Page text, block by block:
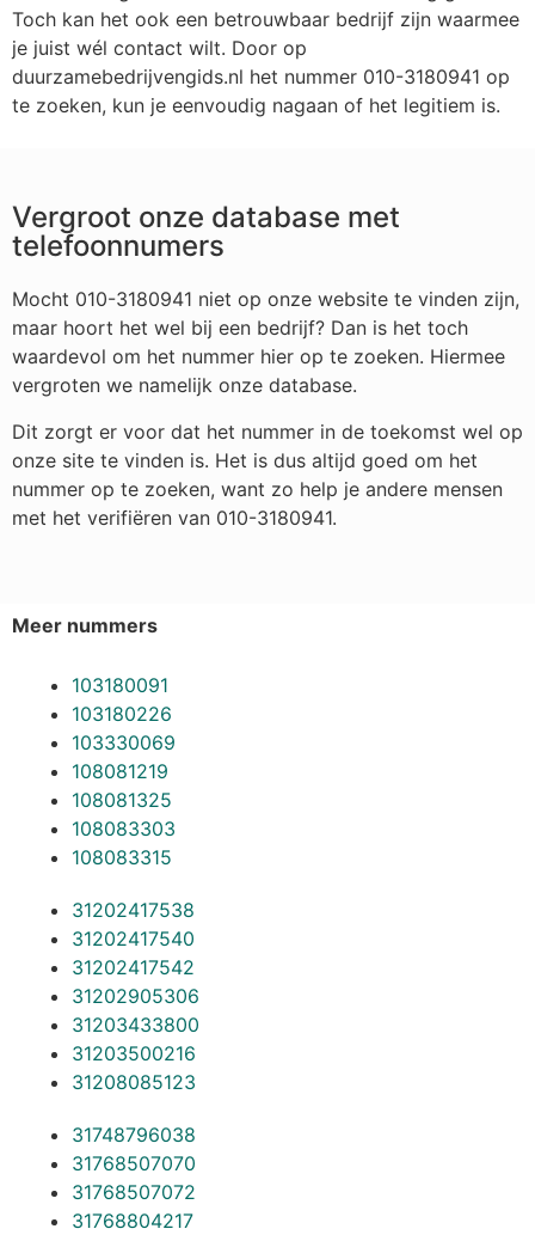
Toch kan het ook een betrouwbaar bedrijf zijn waarmee
je juist wél contact wilt. Door op
duurzamebedrijvengids.nl het nummer 010-3180941 op
te zoeken, kun je eenvoudig nagaan of het legitiem is.
Vergroot onze database met
telefoonnumers
Mocht 010-3180941 niet op onze website te vinden zijn,
maar hoort het wel bij een bedrijf? Dan is het toch
waardevol om het nummer hier op te zoeken. Hiermee
vergroten we namelijk onze database.
Dit zorgt er voor dat het nummer in de toekomst wel op
onze site te vinden is. Het is dus altijd goed om het
nummer op te zoeken, want zo help je andere mensen
met het verifiëren van 010-3180941.
Meer nummers
103180091
103180226
103330069
108081219
108081325
108083303
108083315
31202417538
31202417540
31202417542
31202905306
31203433800
31203500216
31208085123
31748796038
31768507070
31768507072
31768804217